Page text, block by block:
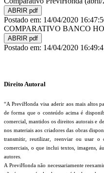
ABRIR pdf
Postado em: 14/04/2020
COMPARATIVO BANCO
ABRIR pdf
Postado em: 14/04/2020
Direito Autoral
“A PreviHonda visa aderir aos mais altos
de forma que o conteúdo acima é
comercial, mantidos os direitos autorais e
nos materiais aos criadores das obras
transmitir, reutilizar, reenviar ou usar o
comerciais, o que inclui textos, imagens,
autores.
A PreviHonda não necessariamente